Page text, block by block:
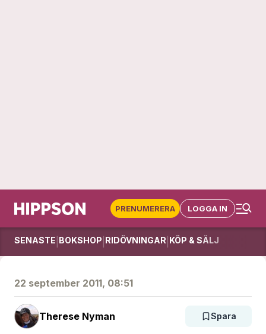
PRENUMERERA LOGGA IN
SENASTE BOKSHOP RIDÖVNINGAR KÖP & SÄLJ
22 september 2011, 08:51
Therese Nyman Spara